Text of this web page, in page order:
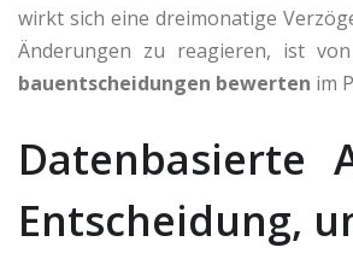
wirkt sich eine dreimonatige
Änderungen zu reagieren, ist
bauentscheidungen bewerten im
Datenbasierte
Entscheidung,